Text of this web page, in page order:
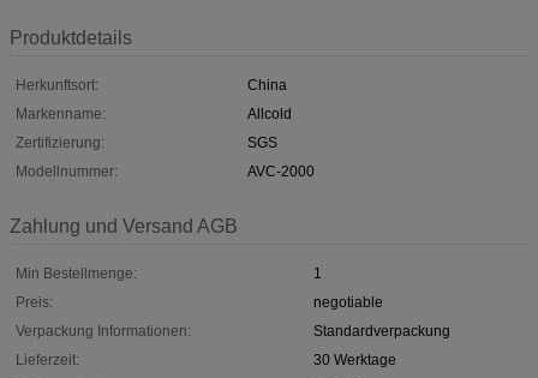
Produktdetails
Herkunftsort:
China
Markenname:
Allcold
Zertifizierung:
SGS
Modellnummer:
AVC-2000
Zahlung und Versand AGB
Min Bestellmenge:
1
Preis:
negotiable
Verpackung Informationen:
Standardverpackung
Lieferzeit:
30 Werktage